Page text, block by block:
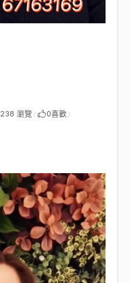
238 瀏覽 / 0喜歡 /